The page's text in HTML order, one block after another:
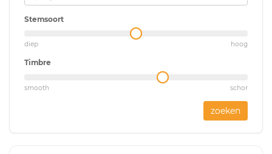
Stemsoort
diep hoog
Timbre
smooth schor
zoeken